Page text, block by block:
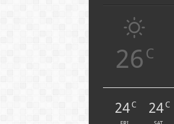
26 C
24C 24C